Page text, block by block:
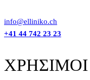
info@elliniko.ch
+41 44 742 23 23